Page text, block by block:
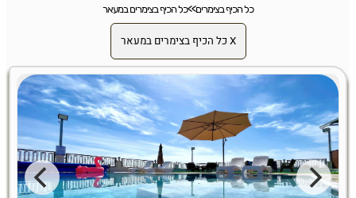
כל הכיף בצימרים>>כל הכיף בצימרים במעאר
X כל הכיף בצימרים במעאר